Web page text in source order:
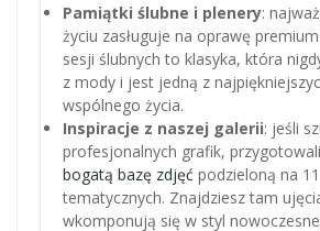
Pamiątki ślubne i plenery:
życiu zasługuje na oprawę
sesji ślubnych to klasyka, która
z mody i jest jedną z
wspólnego życia.
Inspiracje z naszej galerii: jeśli
profesjonalnych grafik,
bogatą bazę zdjęć podzieloną na
tematycznych. Znajdziesz tam
wkomponują się w styl